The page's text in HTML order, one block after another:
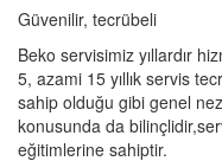
Güvenilir, tecrübeli
Beko servisimiz yıllardır
5, azami 15 yıllık servis
sahip olduğu gibi genel
konusunda da
eğitimlerine sahiptir.